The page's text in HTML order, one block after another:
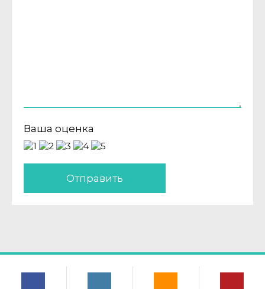
Ваша оценка
Отправить